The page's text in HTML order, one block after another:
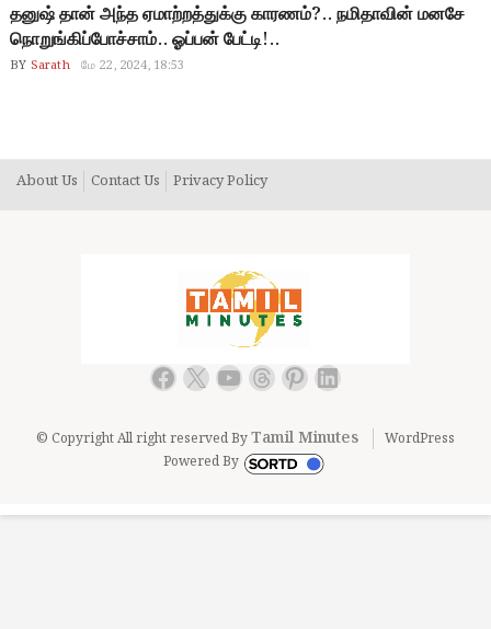
தனுஷ் தான் அந்த ஏமாற்றத்துக்கு காரணம்?.. நமிதாவின் மனசே
நொறுங்கிப்போச்சாம்.. ஓப்பன் பேட்டி!..
BY Sarath மே 22, 2024, 18:53
About Us Contact Us Privacy Policy
Facebook
X YouTube
Threads
Pinterest
LinkedIn
© Copyright All right reserved ByTamil Minutes
WordPress
Powered By